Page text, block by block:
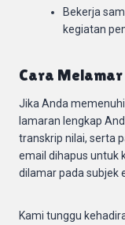
Bekerja
kegiatan
Cara Melamar
Jika Anda
lamaran lengkap
transkrip nilai, serta
email dihapus untuk
dilamar pada subjek
Kami tunggu